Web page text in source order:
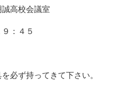
高校会議室
：４５
必ず持ってきて下さい。